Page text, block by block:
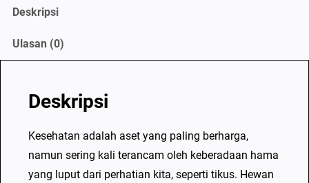
Deskripsi
Ulasan (0)
Deskripsi
Kesehatan adalah aset yang paling berharga,
namun sering kali terancam oleh keberadaan hama
yang luput dari perhatian kita, seperti tikus. Hewan